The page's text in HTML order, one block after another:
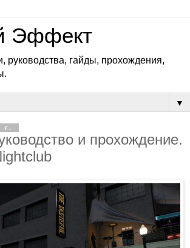
Эффект
руководства, гайды, прохождения,
▼
г.
и прохождение.